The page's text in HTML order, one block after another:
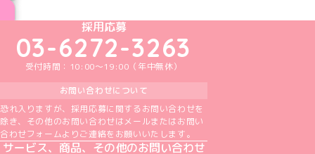
めいどりーみんTikTok公式アカウント
めいどりーみんX公式アカウント
めいどりーみんInstagram公式アカウント
めいどりーみんFacebook公式アカウン
めいどりーみんYouTube公式アカ
採用応募
03-6272-3263
受付時間：10:00～19:00（年中無休）
お問い合わせについて
恐れ入りますが、採用応募に関するお問い合わせを
除き、その他のお問い合わせはメールまたはお問い
合わせフォームよりご連絡をお願いいたします。
サービス、商品、その他のお問い合わせ